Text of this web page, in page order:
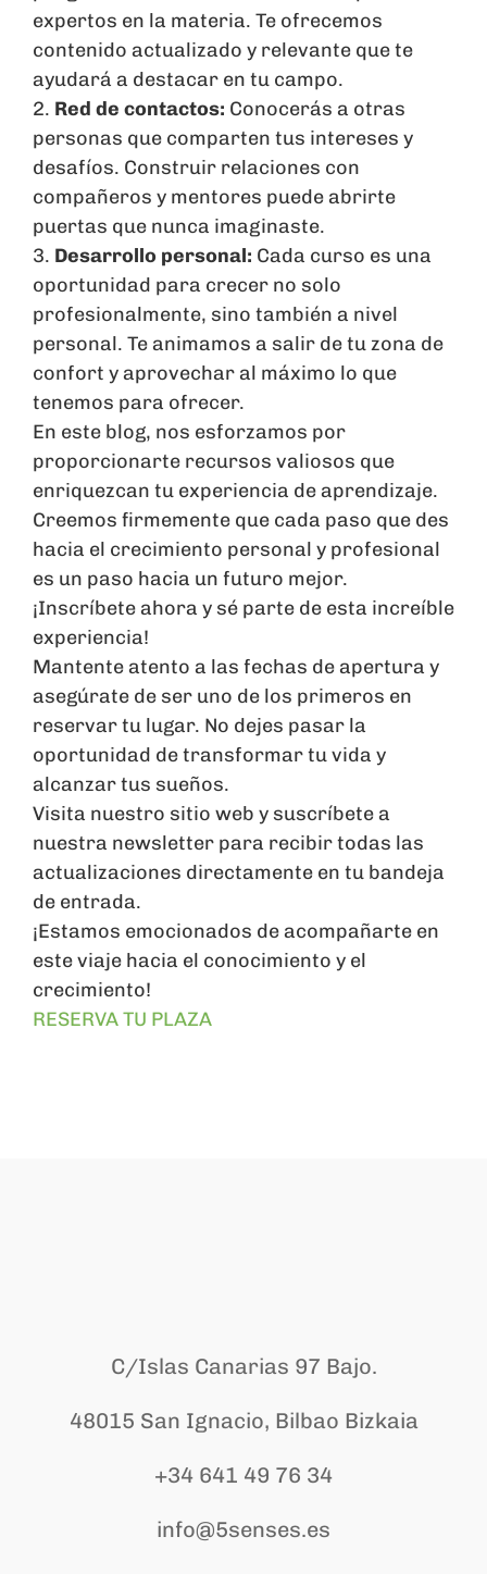
expertos en la materia. Te ofrecemos
contenido actualizado y relevante que te
ayudará a destacar en tu campo.
2. Red de contactos: Conocerás a otras
personas que comparten tus intereses y
desafíos. Construir relaciones con
compañeros y mentores puede abrirte
puertas que nunca imaginaste.
3. Desarrollo personal: Cada curso es una
oportunidad para crecer no solo
profesionalmente, sino también a nivel
personal. Te animamos a salir de tu zona de
confort y aprovechar al máximo lo que
tenemos para ofrecer.
En este blog, nos esforzamos por
proporcionarte recursos valiosos que
enriquezcan tu experiencia de aprendizaje.
Creemos firmemente que cada paso que des
hacia el crecimiento personal y profesional
es un paso hacia un futuro mejor.
¡Inscríbete ahora y sé parte de esta increíble
experiencia!
Mantente atento a las fechas de apertura y
asegúrate de ser uno de los primeros en
reservar tu lugar. No dejes pasar la
oportunidad de transformar tu vida y
alcanzar tus sueños.
Visita nuestro sitio web y suscríbete a
nuestra newsletter para recibir todas las
actualizaciones directamente en tu bandeja
de entrada.
¡Estamos emocionados de acompañarte en
este viaje hacia el conocimiento y el
crecimiento!
RESERVA TU PLAZA
C/Islas Canarias 97 Bajo.
48015 San Ignacio, Bilbao Bizkaia
+34 641 49 76 34
info@5senses.es